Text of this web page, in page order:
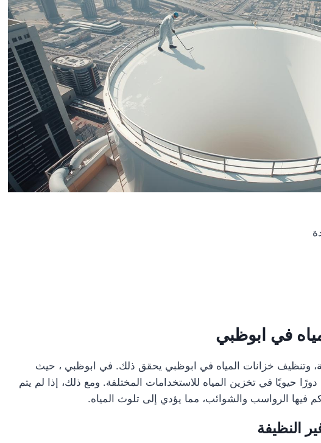
في ابوظبي
وتنظيف خزانات المياه في ابوظبي يحقق ذلك. في ابوظبي ، حيث
حيويًا في تخزين المياه للاستخدامات المختلفة. ومع ذلك، إذا لم يتم
فيها الرواسب والشوائب، مما يؤدي إلى تلوث المياه.
النظيفة